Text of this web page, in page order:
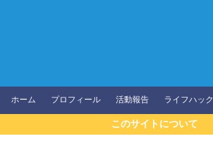
ホーム プロフィール 活動報告 ライフハック
このサイトについて